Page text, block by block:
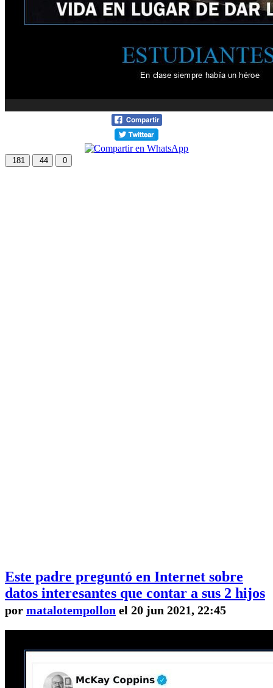
181 44 0
Este padre preguntó en Internet sobre
datos interesantes que contar a sus 2 hijos
por matalotempollon el 20 jun 2021, 22:45